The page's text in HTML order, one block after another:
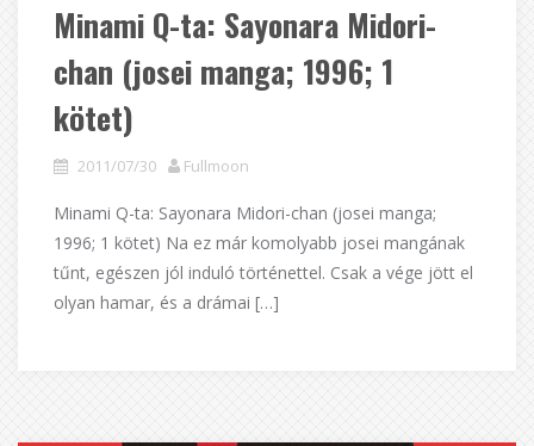
Minami Q-ta: Sayonara Midori-
chan (josei manga; 1996; 1
kötet)
2011/07/30 Fullmoon
Minami Q-ta: Sayonara Midori-chan (josei manga;
1996; 1 kötet) Na ez már komolyabb josei mangának
tűnt, egészen jól induló történettel. Csak a vége jött el
olyan hamar, és a drámai […]